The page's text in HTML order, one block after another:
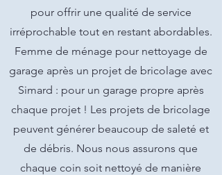
pour offrir une qualité de service
irréprochable tout en restant abordables.
Femme de ménage pour nettoyage de
garage après un projet de bricolage avec
Simard : pour un garage propre après
chaque projet ! Les projets de bricolage
peuvent générer beaucoup de saleté et
de débris. Nous nous assurons que
chaque coin soit nettoyé de manière